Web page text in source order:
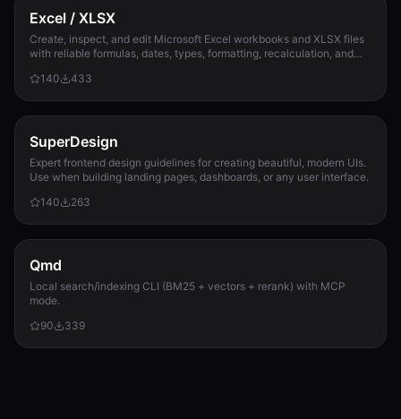
Excel / XLSX
Create, inspect, and edit Microsoft Excel workbooks and XLSX files
with reliable formulas, dates, types, formatting, recalculation, and
140
433
SuperDesign
Expert frontend design guidelines for creating beautiful, modern UIs.
Use when building landing pages, dashboards, or any user interface.
140
263
Qmd
Local search/indexing CLI (BM25 + vectors + rerank) with MCP
mode.
90
339